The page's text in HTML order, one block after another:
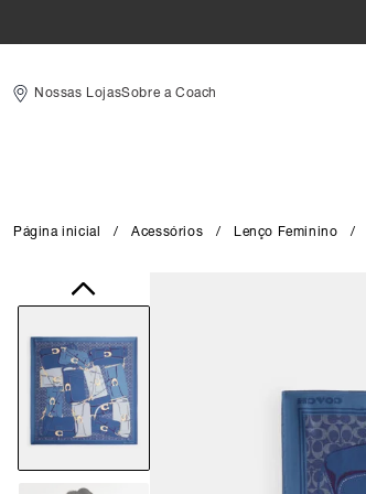
Nossas LojasSobre a Coach
Página inicial / Acessórios / Lenço Feminino /